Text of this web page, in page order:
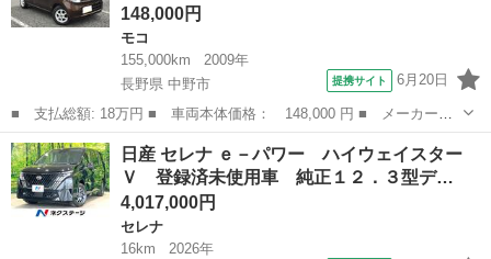
148,000円
モコ
155,000km
2009年
長野県 中野市
提携サイト 6月20日
■ 支払総額: 18万円 ■ 車両本体価格： 148,000 円 ■ メーカー
名： 日産 ■ 車種名： モコ ■ グレード名： Ｅ インテリキ
ー ＬＥＤ ホワイトＡＷ 車検Ｒ１０／２月 ■ 排気量： 660cc
■ ドア枚...
長野 中野市 モコ
日産 セレナ ｅ－パワー ハイウェイスター
Ｖ 登録済未使用車 純正１２．３型デ…
4,017,000円
セレナ
16km
2026年